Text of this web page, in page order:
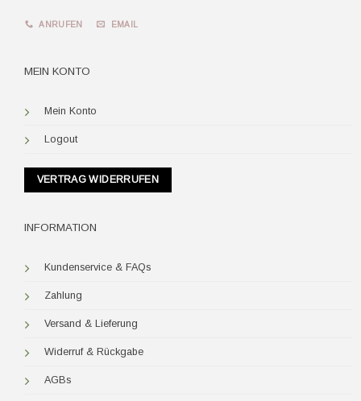
ANRUFEN EMAIL
MEIN KONTO
Mein Konto
Logout
VERTRAG WIDERRUFEN
INFORMATION
Kundenservice & FAQs
Zahlung
Versand & Lieferung
Widerruf & Rückgabe
AGBs